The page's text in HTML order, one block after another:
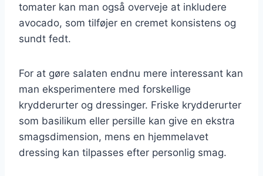
tomater kan man også overveje at inkludere
avocado, som tilføjer en cremet konsistens og
sundt fedt.
For at gøre salaten endnu mere interessant kan
man eksperimentere med forskellige
krydderurter og dressinger. Friske krydderurter
som basilikum eller persille kan give en ekstra
smagsdimension, mens en hjemmelavet
dressing kan tilpasses efter personlig smag.